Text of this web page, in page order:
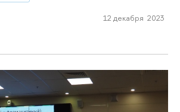
12 декабря 2023